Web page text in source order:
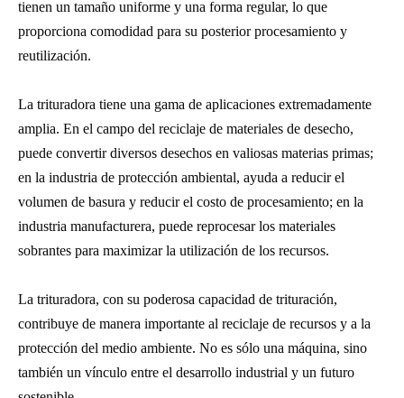
tienen un tamaño uniforme y una forma regular, lo que
proporciona comodidad para su posterior procesamiento y
reutilización.
La trituradora tiene una gama de aplicaciones extremadamente
amplia. En el campo del reciclaje de materiales de desecho,
puede convertir diversos desechos en valiosas materias primas;
en la industria de protección ambiental, ayuda a reducir el
volumen de basura y reducir el costo de procesamiento; en la
industria manufacturera, puede reprocesar los materiales
sobrantes para maximizar la utilización de los recursos.
La trituradora, con su poderosa capacidad de trituración,
contribuye de manera importante al reciclaje de recursos y a la
protección del medio ambiente. No es sólo una máquina, sino
también un vínculo entre el desarrollo industrial y un futuro